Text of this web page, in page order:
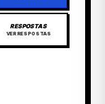
RESPOSTAS
VER RESPOSTAS